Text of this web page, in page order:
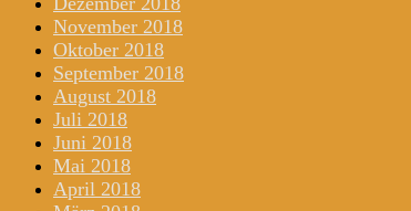
November 2018
Oktober 2018
September 2018
August 2018
Juli 2018
Juni 2018
Mai 2018
April 2018